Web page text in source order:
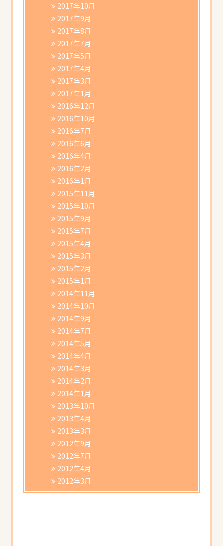
2017年10月
2017年9月
2017年8月
2017年7月
2017年5月
2017年4月
2017年3月
2017年1月
2016年12月
2016年10月
2016年7月
2016年6月
2016年4月
2016年2月
2016年1月
2015年11月
2015年10月
2015年9月
2015年7月
2015年4月
2015年3月
2015年2月
2015年1月
2014年11月
2014年10月
2014年9月
2014年7月
2014年5月
2014年4月
2014年3月
2014年2月
2014年1月
2013年10月
2013年4月
2013年3月
2012年9月
2012年7月
2012年4月
2012年3月